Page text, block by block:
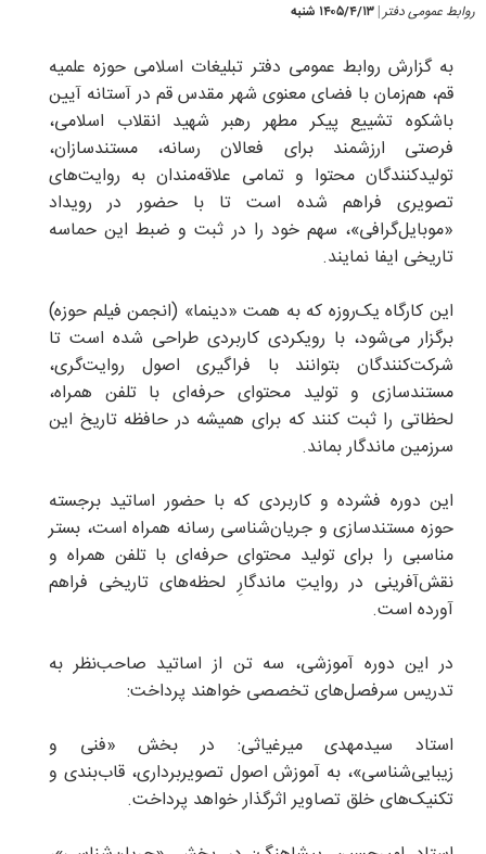
روابط عمومی دفتر ۱۴۰۵/۴/۱۳ شنبه
به گزارش روابط عمومی دفتر تبلیغات اسلامی حوزه علمیه
قم، هم‌زمان با فضای معنوی شهر مقدس قم در آستانه آیین
باشکوه تشییع پیکر مطهر رهبر شهید انقلاب اسلامی،
فرصتی ارزشمند برای فعالان رسانه، مستندسازان،
تولیدکنندگان محتوا و تمامی علاقه‌مندان به روایت‌های
تصویری فراهم شده است تا با حضور در رویداد
«موبایل‌گرافی»، سهم خود را در ثبت و ضبط این حماسه
تاریخی ایفا نمایند.
این کارگاه یک‌روزه که به همت «دینما» (انجمن فیلم حوزه)
برگزار می‌شود، با رویکردی کاربردی طراحی شده است تا
شرکت‌کنندگان بتوانند با فراگیری اصول روایت‌گری،
مستندسازی و تولید محتوای حرفه‌ای با تلفن همراه،
لحظاتی را ثبت کنند که برای همیشه در حافظه تاریخ این
سرزمین ماندگار بماند.
این دوره فشرده و کاربردی که با حضور اساتید برجسته
حوزه مستندسازی و جریان‌شناسی رسانه همراه است، بستر
مناسبی را برای تولید محتوای حرفه‌ای با تلفن همراه و
نقش‌آفرینی در روایتِ ماندگارِ لحظه‌های تاریخی فراهم
آورده است.
در این دوره آموزشی، سه تن از اساتید صاحب‌نظر به
تدریس سرفصل‌های تخصصی خواهند پرداخت:
استاد سیدمهدی میرغیاثی: در بخش «فنی و
زیبایی‌شناسی»، به آموزش اصول تصویربرداری، قاب‌بندی و
تکنیک‌های خلق تصاویر اثرگذار خواهد پرداخت.